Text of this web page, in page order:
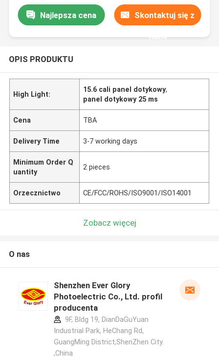
Najlepsza cena Skontaktuj się z
nami
OPIS PRODUKTU
High Light:
15.6 cali panel dotykowy,
panel dotykowy 25 ms
Cena TBA
Delivery Time 3-7 working days
Minimum Order Q
uantity
2 pieces
Orzecznictwo CE/FCC/ROHS/ISO9001/ISO14001
Zobacz więcej
O nas
Shenzhen Ever Glory
Photoelectric Co., Ltd. profil
producenta
9F, Bldg 19, DianDaGuYuan
Industrial Park, HeChang Rd,
GuangMing District,ShenZhen City.
,China